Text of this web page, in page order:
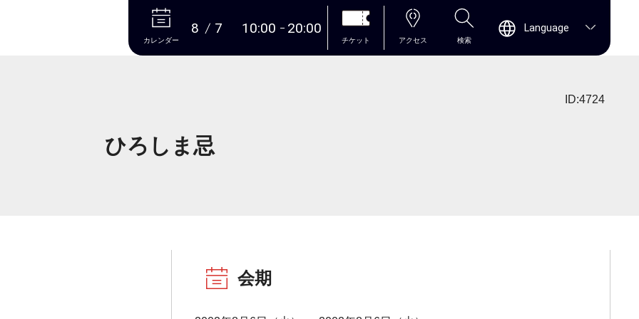
本文へ
カレンダー
8 7 10:00 20:00
チケット アクセス 検索
Language
ID:4724
ひろしま忌
会期